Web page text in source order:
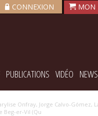
CONNEXION
PUBLICATIONS VIDÉO
Onfray, Jorge Calvo-Gómez,
Beg-er-Vil (Qu